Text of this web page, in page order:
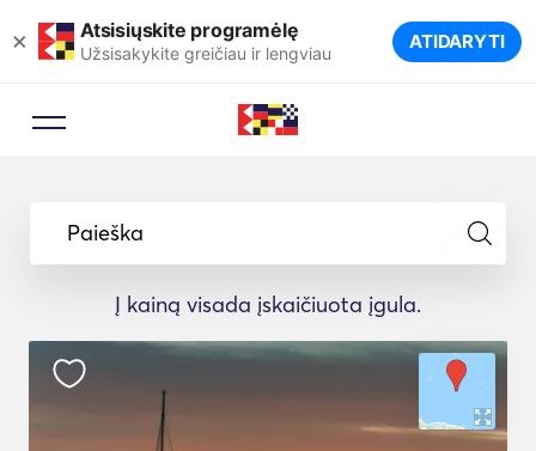
× Atsisiųskite programėlę
Užsisakykite greičiau ir lengviau ATIDARYTI
Paieška
Į kainą visada įskaičiuota įgula.